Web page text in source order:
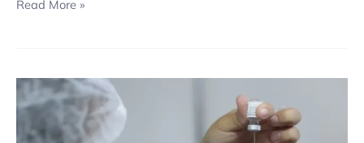
Read More »
Natal
inicia
aplicação